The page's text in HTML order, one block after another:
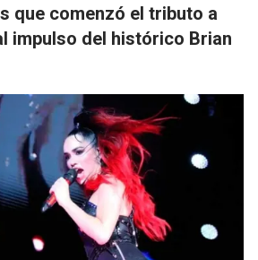
que comenzó el tributo a
impulso del histórico Brian